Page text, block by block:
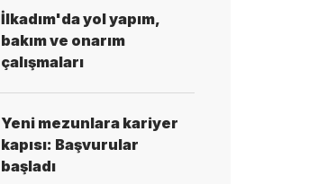
İlkadım'da yol yapım,
bakım ve onarım
çalışmaları
Yeni mezunlara kariyer
kapısı: Başvurular
başladı